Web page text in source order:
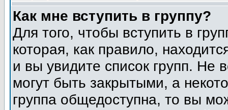
Как мне вступить в группу?
Для того, чтобы вступить в
которая, как правило,
и вы увидите список групп. Не
могут быть закрытыми, а
группа общедоступна, то вы